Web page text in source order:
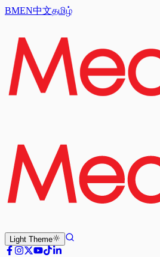
BMEN中文தமிழ்
Light Theme